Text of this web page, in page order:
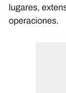
lugares,
operaciones.